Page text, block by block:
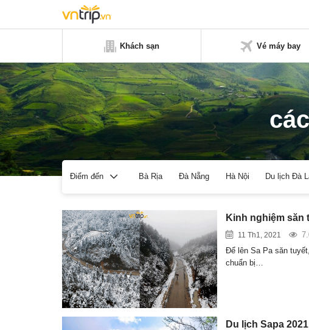
Khách sạn Vé máy bay
Điểm đến Bà Rịa Đà Nẵng Hà Nội Du lịch Đà
Kinh nghiệm săn
11 Th1, 2021
Để lên Sa Pa săn
chuẩn bị…
Du lịch Sapa